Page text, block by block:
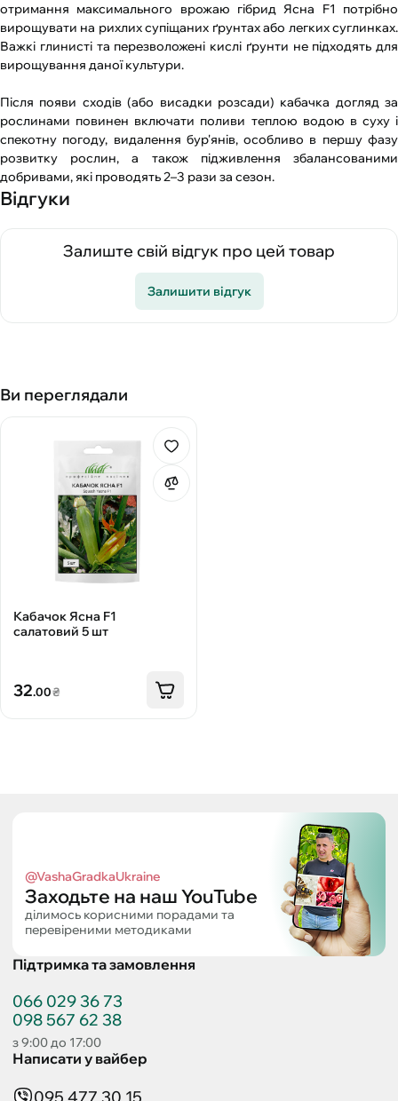
отримання максимального врожаю гібрид Ясна F1 потрібно
вирощувати на рихлих супіщаних ґрунтах або легких суглинках.
Важкі глинисті та перезволожені кислі ґрунти не підходять для
вирощування даної культури.
Після появи сходів (або висадки розсади) кабачка догляд за
рослинами повинен включати поливи теплою водою в суху і
спекотну погоду, видалення бур'янів, особливо в першу фазу
розвитку рослин, а також підживлення збалансованими
добривами, які проводять 2–3 рази за сезон.
Відгуки
Залиште свій відгук про цей товар
Залишити відгук
Ви переглядали
Кабачок Ясна F1
салатовий 5 шт
32.00₴
@VashaGradkaUkraine
Заходьте на наш YouTube
ділимось корисними порадами та
перевіреними методиками
Підтримка та замовлення
066 029 36 73
098 567 62 38
з 9:00 до 17:00
Написати у вайбер
095 477 30 15